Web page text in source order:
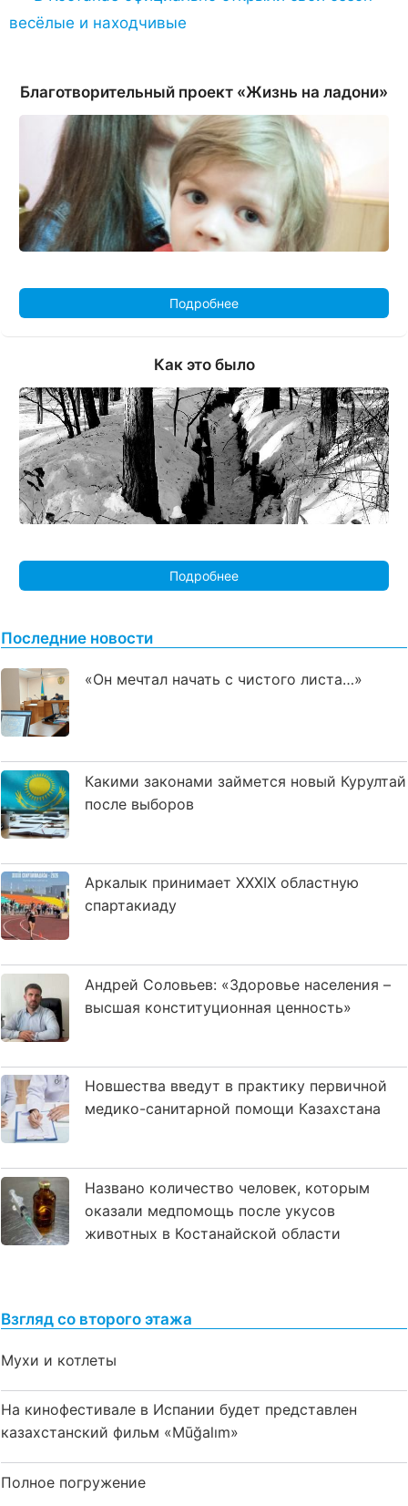
весёлые и находчивые
Благотворительный проект «Жизнь на ладони»
Подробнее
Как это было
Подробнее
Последние новости
«Он мечтал начать с чистого листа…»
Какими законами займется новый Курултай
после выборов
Аркалык принимает XXXIX областную
спартакиаду
Андрей Соловьев: «Здоровье населения –
высшая конституционная ценность»
Новшества введут в практику первичной
медико-санитарной помощи Казахстана
Названо количество человек, которым
оказали медпомощь после укусов
животных в Костанайской области
Взгляд со второго этажа
Мухи и котлеты
На кинофестивале в Испании будет представлен
казахстанский фильм «Mūğalım»
Полное погружение